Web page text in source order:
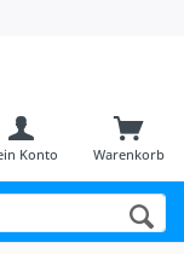
Warenkorb
Konto